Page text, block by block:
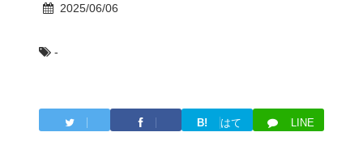
2025/06/06
-
B!
はて
LINE